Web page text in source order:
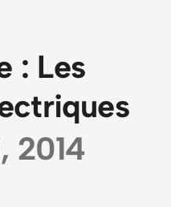
: Les
2014